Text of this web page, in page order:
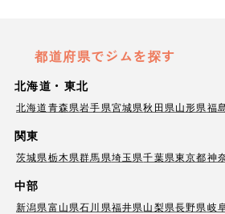
都道府県でジムを探す
北海道・東北
北海道青森県岩手県宮城県秋田県山形県福
関東
茨城県栃木県群馬県埼玉県千葉県東京都神
中部
新潟県富山県石川県福井県山梨県長野県岐